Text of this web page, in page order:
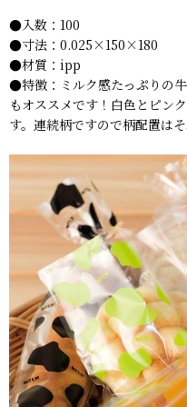
●入数：100
●寸法：0.025×150×180
●材質：ipp
●特徴：ミルク感たっぷりの
もオススメです！白色とピン
す。連続柄ですので柄配置はそ